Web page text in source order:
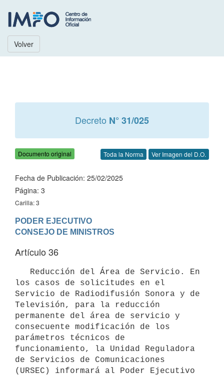
Volver
Decreto N° 31/025
Documento original Toda la Norma Ver Imagen del D.O.
Fecha de Publicación: 25/02/2025
Página: 3
Carilla: 3
PODER EJECUTIVO
Artículo 36
los casos de solicitudes en el
Servicio de Radiodifusión Sonora y de
Televisión, para la reducción
permanente del área de servicio y
consecuente modificación de los
parámetros técnicos de
funcionamiento, la Unidad Reguladora
de Servicios de Comunicaciones
(URSEC) informará al Poder Ejecutivo